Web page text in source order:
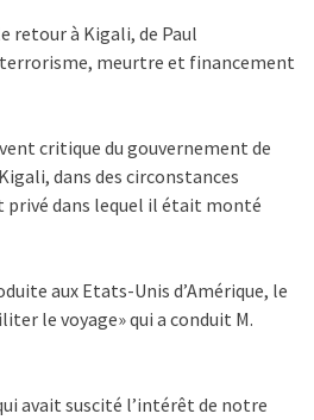
retour à Kigali, de Paul
terrorisme, meurtre et financement
critique du gouvernement de
dans des circonstances
privé dans lequel il était monté
aux Etats-Unis d’Amérique, le
le voyage» qui a conduit M.
avait suscité l’intérêt de notre